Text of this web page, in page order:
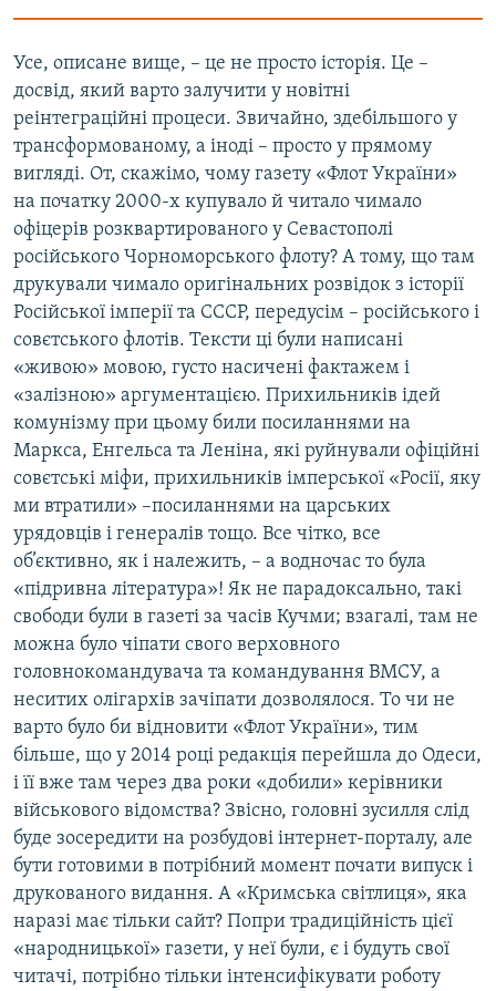
Усе, описане вище, – це не просто історія. Це –
досвід, який варто залучити у новітні
реінтеграційні процеси. Звичайно, здебільшого у
трансформованому, а іноді – просто у прямому
вигляді. От, скажімо, чому газету «Флот України»
на початку 2000-х купувало й читало чимало
офіцерів розквартированого у Севастополі
російського Чорноморського флоту? А тому, що там
друкували чимало оригінальних розвідок з історії
Російської імперії та СССР, передусім – російського і
совєтського флотів. Тексти ці були написані
«живою» мовою, густо насичені фактажем і
«залізною» аргументацією. Прихильників ідей
комунізму при цьому били посиланнями на
Маркса, Енгельса та Леніна, які руйнували офіційні
совєтські міфи, прихильників імперської «Росії, яку
ми втратили» –посиланнями на царських
урядовців і генералів тощо. Все чітко, все
об’єктивно, як і належить, – а водночас то була
«підривна література»! Як не парадоксально, такі
свободи були в газеті за часів Кучми; взагалі, там не
можна було чіпати свого верховного
головнокомандувача та командування ВМСУ, а
неситих олігархів зачіпати дозволялося. То чи не
варто було би відновити «Флот України», тим
більше, що у 2014 році редакція перейшла до Одеси,
і її вже там через два роки «добили» керівники
військового відомства? Звісно, головні зусилля слід
буде зосередити на розбудові інтернет-порталу, але
бути готовими в потрібний момент почати випуск і
друкованого видання. А «Кримська світлиця», яка
наразі має тільки сайт? Попри традиційність цієї
«народницької» газети, у неї були, є і будуть свої
читачі, потрібно тільки інтенсифікувати роботу